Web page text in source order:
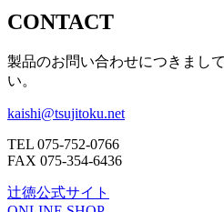
CONTACT
製品のお問い合わせにつきまし
い。
kaishi@tsujitoku.net
TEL 075-752-0766
FAX 075-354-6436
辻徳公式サイト